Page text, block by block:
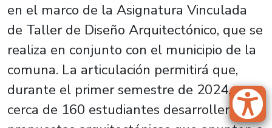
en el marco de la Asignatura Vinculada
de Taller de Diseño Arquitectónico, que se
realiza en conjunto con el municipio de la
comuna. La articulación permitirá que,
durante el primer semestre de 2024,
cerca de 160 estudiantes desarrollen